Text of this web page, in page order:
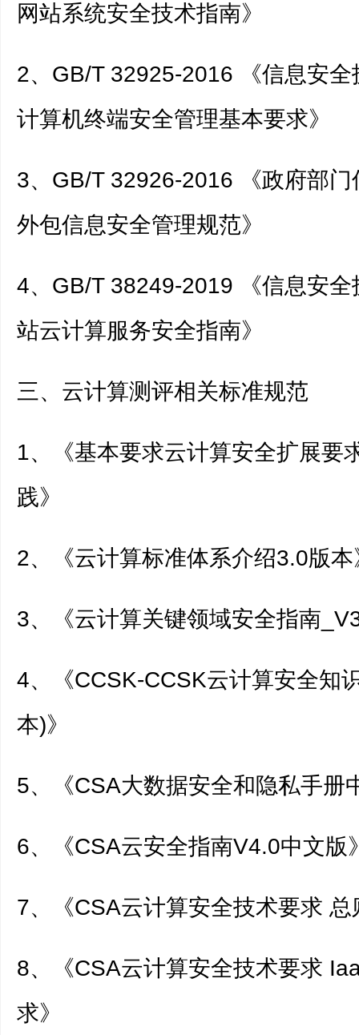
网站系统安全技术指南》
2、GB/T 32925-2016 《信息安全
计算机终端安全管理基本要求》
3、GB/T 32926-2016 《政府部门
外包信息安全管理规范》
4、GB/T 38249-2019 《信息安
站云计算服务安全指南》
三、云计算测评相关标准规范
1、《基本要求云计算安全扩展要
践》
2、《云计算标准体系介绍3.0版本
3、《云计算关键领域安全指南
4、《CCSK-CCSK云计算安全知
本)》
5、《CSA大数据安全和隐私手册
6、《CSA云安全指南V4.0中文版
7、《CSA云计算安全技术要求 总
8、《CSA云计算安全技术要求
求》